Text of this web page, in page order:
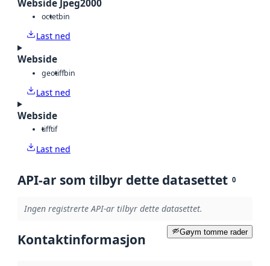
Webside Jpeg2000
octetbin
Last ned
Webside
geotiffbin
Last ned
Webside
tifftif
Last ned
API-ar som tilbyr dette datasettet 0
Ingen registrerte API-ar tilbyr dette datasettet.
Gøym tomme rader
Kontaktinformasjon